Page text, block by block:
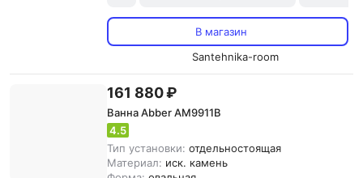
В магазин
Santehnika-room
161 880 ₽
Ванна Abber AM9911B
4.5
Тип установки: отдельностоящая
Материал: иск. камень